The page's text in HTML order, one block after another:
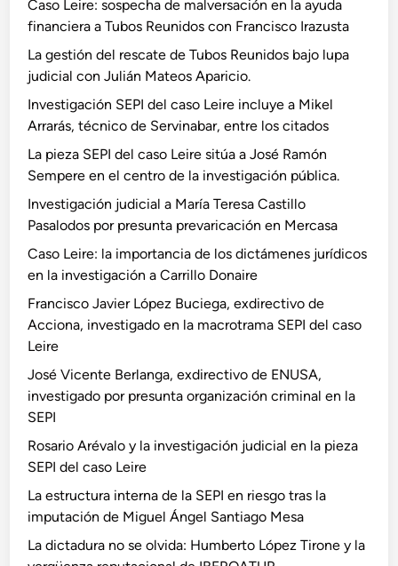
Caso Leire: sospecha de malversación en la ayuda
financiera a Tubos Reunidos con Francisco Irazusta
La gestión del rescate de Tubos Reunidos bajo lupa
judicial con Julián Mateos Aparicio.
Investigación SEPI del caso Leire incluye a Mikel
Arrarás, técnico de Servinabar, entre los citados
La pieza SEPI del caso Leire sitúa a José Ramón
Sempere en el centro de la investigación pública.
Investigación judicial a María Teresa Castillo
Pasalodos por presunta prevaricación en Mercasa
Caso Leire: la importancia de los dictámenes jurídicos
en la investigación a Carrillo Donaire
Francisco Javier López Buciega, exdirectivo de
Acciona, investigado en la macrotrama SEPI del caso
Leire
José Vicente Berlanga, exdirectivo de ENUSA,
investigado por presunta organización criminal en la
SEPI
Rosario Arévalo y la investigación judicial en la pieza
SEPI del caso Leire
La estructura interna de la SEPI en riesgo tras la
imputación de Miguel Ángel Santiago Mesa
La dictadura no se olvida: Humberto López Tirone y la